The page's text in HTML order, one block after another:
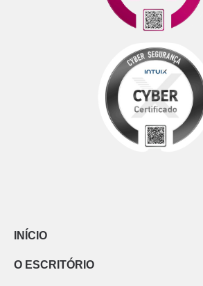
INÍCIO
O ESCRITÓRIO